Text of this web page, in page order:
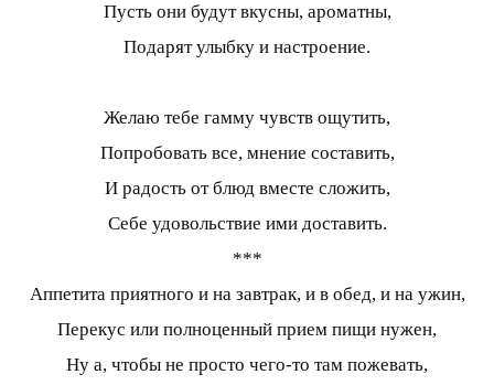
Пусть они будут вкусны, ароматны,
Подарят улыбку и настроение.
Желаю тебе гамму чувств ощутить,
Попробовать все, мнение составить,
И радость от блюд вместе сложить,
Себе удовольствие ими доставить.
***
Аппетита приятного и на завтрак, и в обед, и на ужин,
Перекус или полноценный прием пищи нужен,
Ну а, чтобы не просто чего-то там пожевать,